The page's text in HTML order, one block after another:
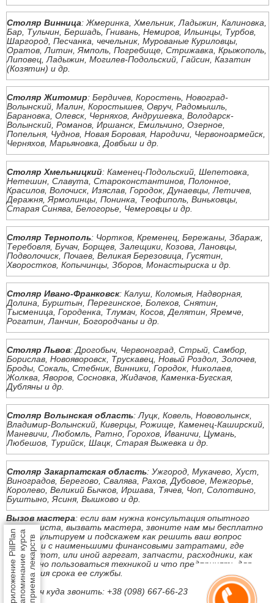
Приложение PillPlanнапоминание курсаприема лекарств
Столяр Винница: Жмеринка, Хмельник, Ладыжин, Калиновка,
Бар, Тульчин, Бершадь, Гнивань, Немиров, Ильинцы, Турбов,
Шаргород, Песчанка, чечельник, Мурованые Куриловцы,
Оратов, Литин, Ямполь, Погребище, Стрижавка, Крыжополь,
Липовец, Ладыжин, Могилев-Подольский, Гайсин, Казатин
(Козятин) и др.
Столяр Житомир: Бердичев, Коростень, Новоград-
Волынский, Малин, Коростышев, Овруч, Радомышль,
Барановка, Олевск, Черняхов, Андрушевка, Володарск-
Волынский, Романов, Иршанск, Емильчино, Озерное,
Попельня, Чуднов, Новая Боровая, Народичи, Червоноармейск,
Черняхов, Марьяновка, Довбыш и др.
Столяр Хмельницкий: Каменец-Подольский, Шепетовка,
Нетешин, Славута, Староконстантинов, Полонное,
Красилов, Волочиск, Изяслав, Городок, Дунаевцы, Летичев,
Деражня, Ярмолинцы, Понинка, Теофиполь, Виньковцы,
Старая Синява, Белогорье, Чемеровцы и др.
Столяр Тернополь: Чортков, Кременец, Бережаны, Збараж,
Теребовля, Бучач, Борщев, Залещики, Козова, Лановцы,
Подволочиск, Почаев, Великая Березовица, Гусятин,
Хворостков, Копычинцы, Зборов, Монастыриска и др.
Столяр Ивано-Франковск: Калуш, Коломыя, Надворная,
Долина, Бурштын, Перегинское, Болехов, Снятин,
Тысменица, Городенка, Тлумач, Косов, Делятин, Яремче,
Рогатин, Ланчин, Богородчаны и др.
Столяр Львов: Дрогобыч, Червоноград, Стрый, Самбор,
Борислав, Новояворовск, Трускавец, Новый Роздол, Золочев,
Броды, Сокаль, Стебник, Винники, Городок, Николаев,
Жолква, Яворов, Сосновка, Жидачов, Каменка-Бугская,
Дубляны и др.
Столяр Волынская область: Луцк, Ковель, Нововолынск,
Владимир-Волынский, Киверцы, Рожище, Каменец-Каширский,
Маневичи, Любомль, Ратно, Горохов, Иваничи, Цумань,
Любешов, Турийск, Шацк, Старая Выжевка и др.
Столяр Закарпатская область: Ужгород, Мукачево, Хуст,
Виноградов, Берегово, Свалява, Рахов, Дубовое, Межгорье,
Королево, Великий Бычков, Иршава, Тячев, Чоп, Солотвино,
Буштыно, Ясиня, Вышково и др.
Вызов мастера: если вам нужна консультация опытного
специалиста, вызвать мастера, звоните нам мы бесплатно
проконсультируем и подскажем как решить ваш вопрос
быстро и с наименьшими финансовыми затратами, где
купить тот, или иной агрегат, запчасти, расходники, как
безопасно пользоваться техникой и что предпринять для
продления срока ее службы.
Под ключ куда звонить: +38 (098) 667-66-23